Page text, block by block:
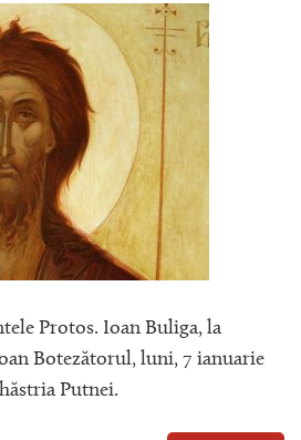
Protos. Ioan Buliga, la
Botezătorul, luni, 7 ianuarie
Putnei.